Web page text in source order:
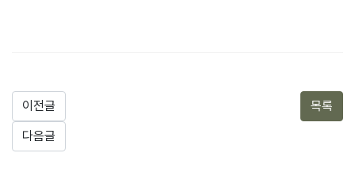
이전글
다음글
목록